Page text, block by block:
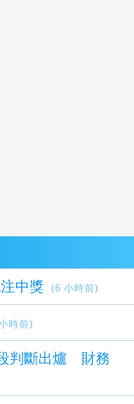
中獎 (6 小時前)
時前)
判斷出爐 財務